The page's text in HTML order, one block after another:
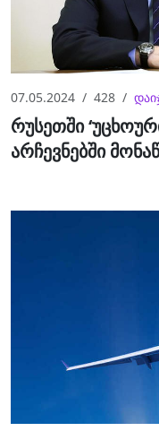
07.05.2024 428
რუსეთში
არჩევნებში